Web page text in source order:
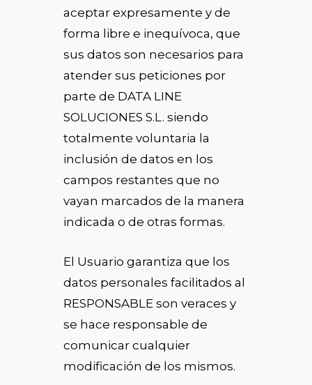
aceptar expresamente y de
forma libre e inequívoca, que
sus datos son necesarios para
atender sus peticiones por
parte de DATA LINE
SOLUCIONES S.L. siendo
totalmente voluntaria la
inclusión de datos en los
campos restantes que no
vayan marcados de la manera
indicada o de otras formas.
El Usuario garantiza que los
datos personales facilitados al
RESPONSABLE son veraces y
se hace responsable de
comunicar cualquier
modificación de los mismos.